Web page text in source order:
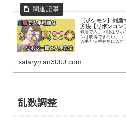
【ポケモン】剣
方法【リボンコン
剣盾で入手可能なリ
ンは取得できない。リ
入手方法手持ちに入
salaryman3000.com
乱数調整